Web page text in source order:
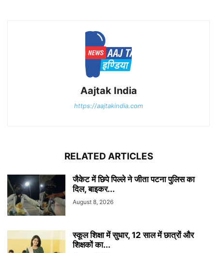
Aajtak India
https://aajtakindia.com
RELATED ARTICLES
जैकेट में छिपे पिल्ले ने जीता पटना पुलिस का
दिल, बाइकर...
August 8, 2026
स्कूल शिक्षा में सुधार, 12 साल में छात्रों और
शिक्षकों का...